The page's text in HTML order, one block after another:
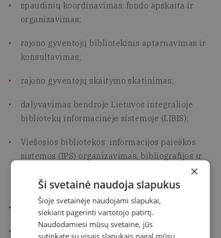
spaudinių koordinavimas, fondo apskaita ir
organizavimas;
rajono gyventojų bibliotekinis aptarnavimas ir
konsultavimas;
rajono gyventojų skaitymo skatinimas;
dalyvavimas bendroje Lietuvos integralioje
bibliotekų informacinėje sistemoje (LIBIS);
Viešosios bibliotekos informacijos paieškos
sistemos (IPS) organizavimas, bibliografijos ir
organizavimas ir teikimas gyventojams;
renginių ir parodų organizavimas;
kraštotyros veiklos organizavimas, kraštotyros
×
Ši svetainė naudoja slapukus
Šioje svetainėje naudojami slapukai,
siekiant pagerinti vartotojo patirtį.
Naudodamiesi mūsų svetaine, jūs
sutinkate su visais slapukais pagal mūsų